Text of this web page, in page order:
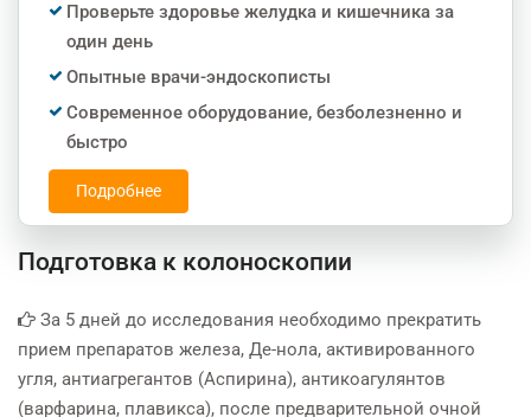
Проверьте здоровье желудка и кишечника за
один день
Опытные врачи-эндоскописты
Современное оборудование, безболезненно и
быстро
Подробнее
Подготовка к колоноскопии
За 5 дней до исследования необходимо прекратить
прием препаратов железа, Де-нола, активированного
угля, антиагрегантов (Аспирина), антикоагулянтов
(варфарина, плавикса), после предварительной очной